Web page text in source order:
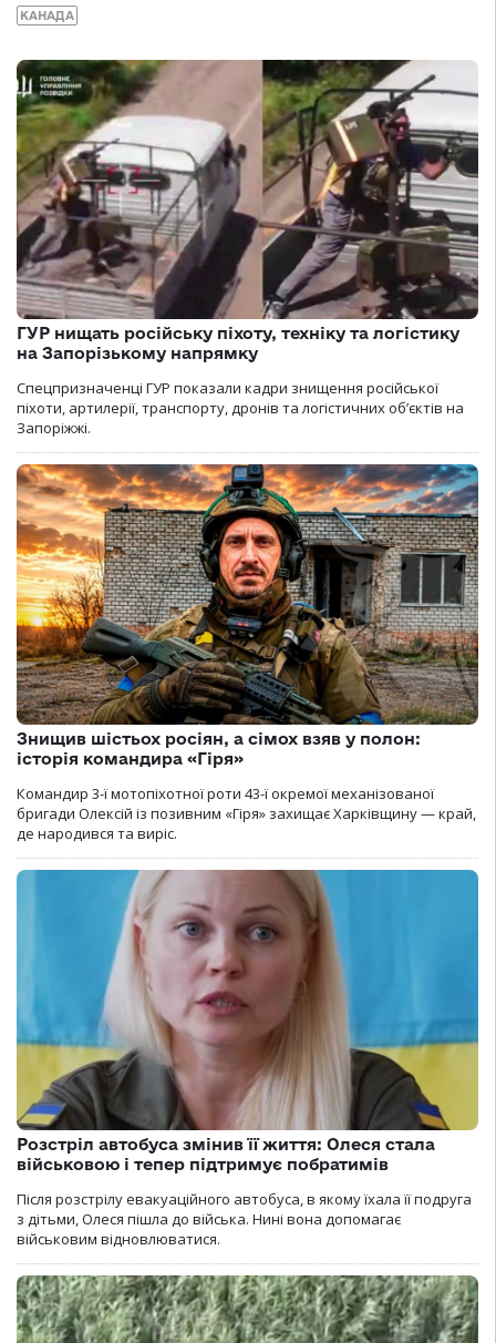
КАНАДА
ГУР нищать російську піхоту, техніку та логістику
на Запорізькому напрямку
Спецпризначенці ГУР показали кадри знищення російської
піхоти, артилерії, транспорту, дронів та логістичних об’єктів на
Запоріжжі.
Знищив шістьох росіян, а сімох взяв у полон:
історія командира «Гіря»
Командир 3-ї мотопіхотної роти 43-ї окремої механізованої
бригади Олексій із позивним «Гіря» захищає Харківщину — край,
де народився та виріс.
Розстріл автобуса змінив її життя: Олеся стала
військовою і тепер підтримує побратимів
Після розстрілу евакуаційного автобуса, в якому їхала її подруга
з дітьми, Олеся пішла до війська. Нині вона допомагає
військовим відновлюватися.